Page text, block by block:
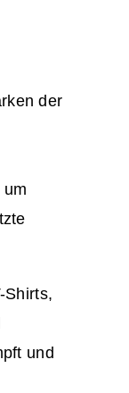
der
Shirts,
und